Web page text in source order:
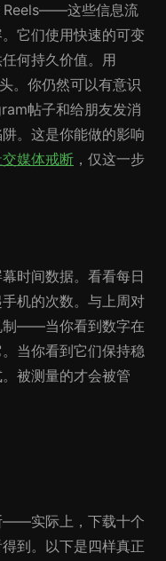
这些信息流
它们使用快速的可变
何持久价值。用
。你仍然可以有意识
帖子和给朋友发消
。这是你能做的影响
媒体戒断 ，仅这一步
时间数据。看看每日
机的次数。与上周对
制——当你看到数字在
当你看到它们保持稳
被测量的才会被管
——实际上，下载十个
到。以下是四样真正